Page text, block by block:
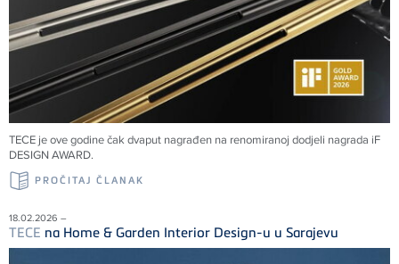
TECE je ove godine čak dvaput nagrađen na renomiranoj dodjeli nagrada iF
DESIGN AWARD.
PROČITAJ ČLANAK
18.02.2026 –
TECE na Home & Garden Interior Design-u u Sarajevu